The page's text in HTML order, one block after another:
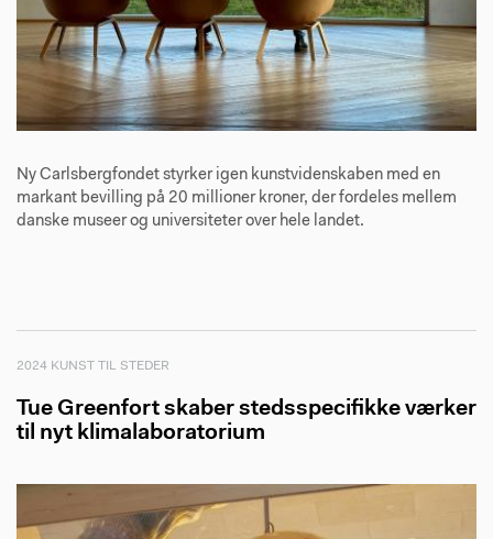
Ny Carlsbergfondet styrker igen kunstvidenskaben med en
markant bevilling på 20 millioner kroner, der fordeles mellem
danske museer og universiteter over hele landet.
2024 KUNST TIL STEDER
Tue Greenfort skaber stedsspecifikke værker
til nyt klimalaboratorium